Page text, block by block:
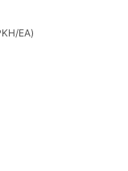
EA)